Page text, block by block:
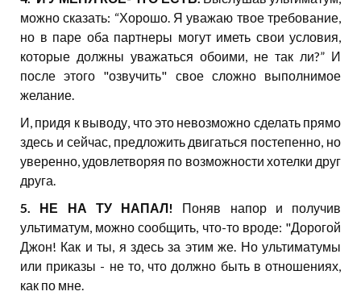
можно сказать: “Хорошо. Я уважаю твое требование,
но в паре оба партнеры могут иметь свои условия,
которые должны уважаться обоими, не так ли?” И
после этого "озвучить" свое сложно выполнимое
желание.
И, придя к выводу, что это невозможно сделать прямо
здесь и сейчас, предложить двигаться постепенно, но
уверенно, удовлетворяя по возможности хотелки друг
друга.
5. НЕ НА ТУ НАПАЛ! Поняв напор и получив
ультиматум, можно сообщить, что-то вроде: "Дорогой
Джон! Как и ты, я здесь за этим же. Но ультиматумы
или приказы - не то, что должно быть в отношениях,
как по мне.